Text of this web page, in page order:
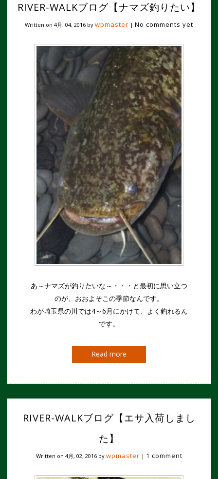
RIVER-WALKブログ【ナマズ釣りたい】
Written on 4月, 04, 2016 by wpmaster | No comments yet
あ～ナマズが釣りたいな～・・・と最初に思い立つ
のが、おおよそこの季節なんです。
わが埼玉県の川では4～6月にかけて、よく釣れるん
です。
Read more
RIVER-WALKブログ【エサ入荷しまし
た】
Written on 4月, 02, 2016 by wpmaster | 1 comment